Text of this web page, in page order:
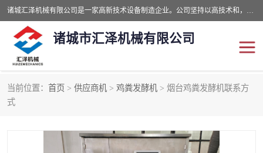
诸城汇泽机械有限公司是一家高新技术设备制造企业。公司坚持以高技术和，高服务于用户，以的环保机械制造设备赢的用户的信赖。现在主要生产死亡畜禽无害化处理和立式和卧式有机肥设备，搅拌机，烘干机，高温发酵机等。污水处理设备，固液分离机。气浮机，化制机等。公司秉承品质，用户至上，科技创新的经营理。
诸城市汇泽机械有限公司
当前位置： 首页 > 供应商机 > 鸡粪发酵机 > 烟台鸡粪发酵机联系方
式
鸡粪发酵机 有机肥设备